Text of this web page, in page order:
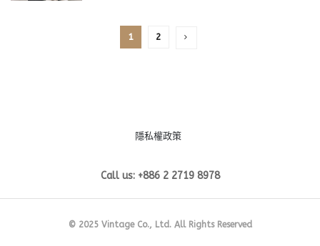
1 2
隱私權政策
Call us: +886 2 2719 8978
© 2025 Vintage Co., Ltd. All Rights Reserved